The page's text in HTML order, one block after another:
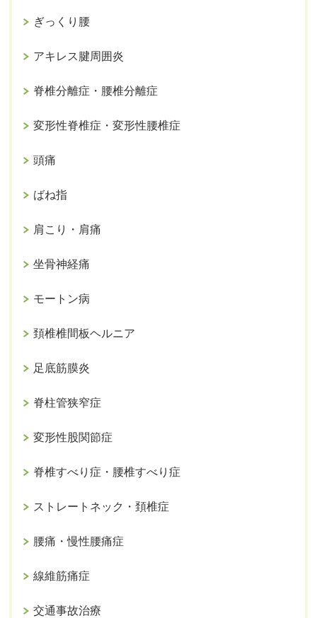
ぎっくり腰
アキレス腱周囲炎
脊椎分離症・腰椎分離症
変形性脊椎症・変形性腰椎症
頭痛
ばね指
肩こり・肩痛
坐骨神経痛
モートン病
頚椎椎間板ヘルニア
足底筋膜炎
脊柱管狭窄症
変形性股関節症
脊椎すべり症・腰椎すべり症
ストレートネック・頚椎症
腰痛・慢性腰痛症
線維筋痛症
交通事故治療